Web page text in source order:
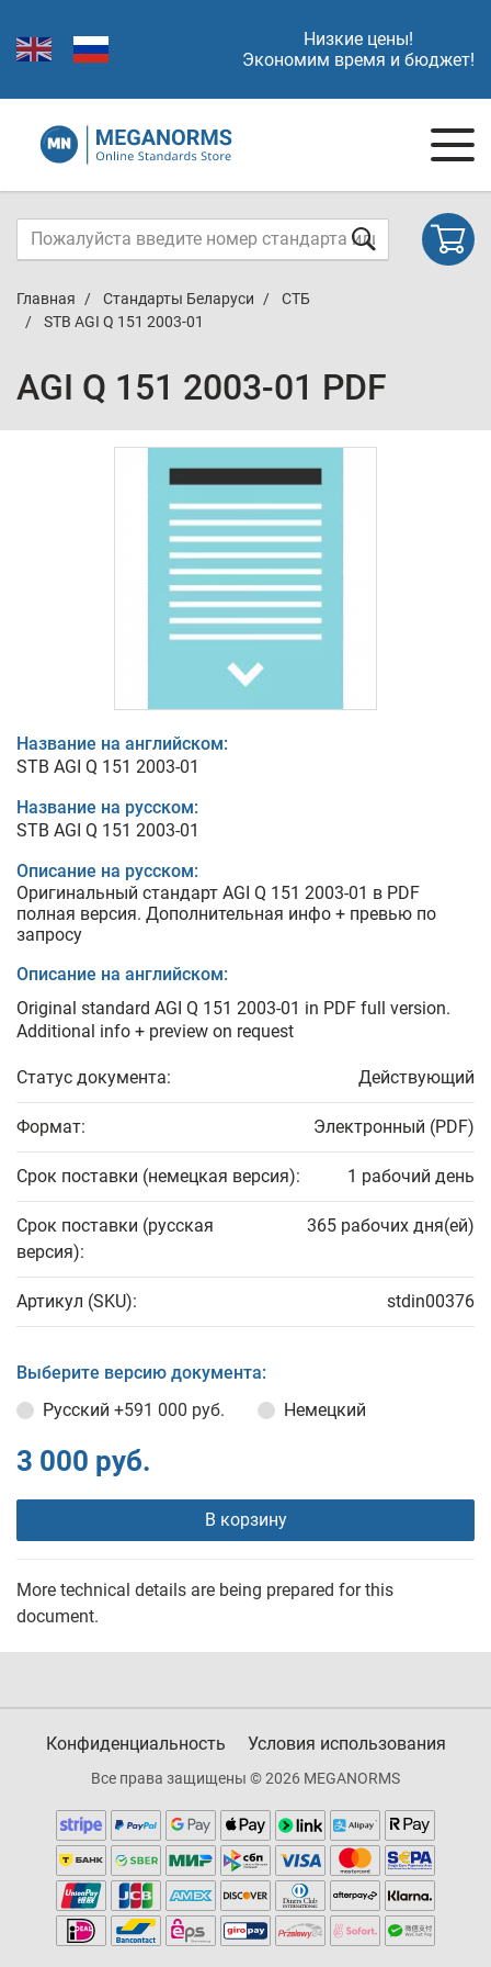
Низкие цены!
Экономим время и бюджет!
Главная Стандарты Беларуси
СТБ
STB AGI Q 151 2003-01
AGI Q 151 2003-01 PDF
Название на английском:
STB AGI Q 151 2003-01
Название на русском:
STB AGI Q 151 2003-01
Описание на русском:
Оригинальный стандарт AGI Q 151 2003-01 в PDF
полная версия. Дополнительная инфо + превью по
запросу
Описание на английском:
Original standard AGI Q 151 2003-01 in PDF full version.
Additional info + preview on request
Статус документа: Действующий
Формат: Электронный (PDF)
Срок поставки (немецкая версия): 1 рабочий день
Срок поставки (русская
версия):
365 рабочих дня(ей)
Артикул (SKU): stdin00376
Выберите версию документа:
Русский +591 000 руб. Немецкий
3 000 руб.
В корзину
More technical details are being prepared for this
document.
Конфиденциальность Условия использования
Все права защищены © 2026 MEGANORMS